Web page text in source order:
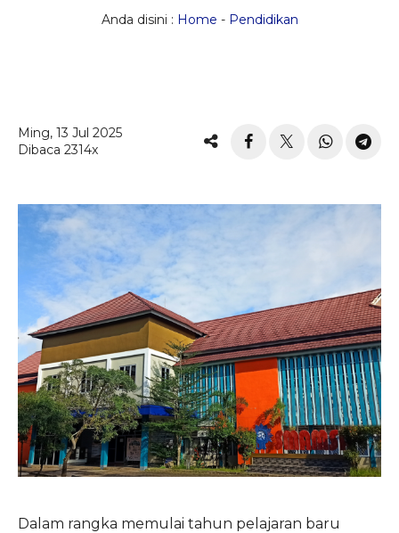
Anda disini : Home - Pendidikan
Ming, 13 Jul 2025
Dibaca 2314x
Dalam rangka memulai tahun pelajaran baru